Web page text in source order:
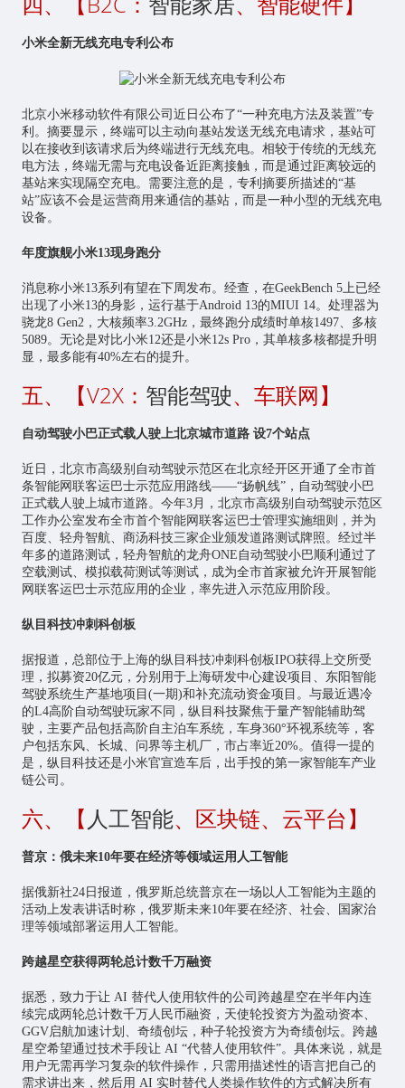
小米全新无线充电专利公布
北京小米移动软件有限公司近日公布了“一种充电方法及装置”专
利。摘要显示，终端可以主动向基站发送无线充电请求，基站可
以在接收到该请求后为终端进行无线充电。相较于传统的无线充
电方法，终端无需与充电设备近距离接触，而是通过距离较远的
基站来实现隔空充电。需要注意的是，专利摘要所描述的“基
站”应该不会是运营商用来通信的基站，而是一种小型的无线充电
设备。
年度旗舰小米13现身跑分
消息称小米13系列有望在下周发布。经查，在GeekBench 5上已经
出现了小米13的身影，运行基于Android 13的MIUI 14。处理器为
骁龙8 Gen2，大核频率3.2GHz，最终跑分成绩时单核1497、多核
5089。无论是对比小米12还是小米12s Pro，其单核多核都提升明
显，最多能有40%左右的提升。
五、【V2X： 智能驾驶、车联网】
自动驾驶小巴正式载人驶上北京城市道路 设7个站点
近日，北京市高级别自动驾驶示范区在北京经开区开通了全市首
条智能网联客运巴士示范应用路线——“扬帆线”，自动驾驶小巴
正式载人驶上城市道路。今年3月，北京市高级别自动驾驶示范区
工作办公室发布全市首个智能网联客运巴士管理实施细则，并为
百度、轻舟智航、商汤科技三家企业颁发道路测试牌照。经过半
年多的道路测试，轻舟智航的龙舟ONE自动驾驶小巴顺利通过了
空载测试、模拟载荷测试等测试，成为全市首家被允许开展智能
网联客运巴士示范应用的企业，率先进入示范应用阶段。
纵目科技冲刺科创板
据报道，总部位于上海的纵目科技冲刺科创板IPO获得上交所受
理，拟募资20亿元，分别用于上海研发中心建设项目、东阳智能
驾驶系统生产基地项目(一期)和补充流动资金项目。与最近遇冷
的L4高阶自动驾驶玩家不同，纵目科技聚焦于量产智能辅助驾
驶，主要产品包括高阶自主泊车系统，车身360°环视系统等，客
户包括东风、长城、问界等主机厂，市占率近20%。值得一提的
是，纵目科技还是小米官宣造车后，出手投的第一家智能车产业
链公司。
六、【 人工智能、区块链、云平台】
普京：俄未来10年要在经济等领域运用人工智能
据俄新社24日报道，俄罗斯总统普京在一场以人工智能为主题的
活动上发表讲话时称，俄罗斯未来10年要在经济、社会、国家治
理等领域部署运用人工智能。
跨越星空获得两轮总计数千万融资
据悉，致力于让 AI 替代人使用软件的公司跨越星空在半年内连
续完成两轮总计数千万人民币融资，天使轮投资方为盈动资本、
GGV启航加速计划、奇绩创坛，种子轮投资方为奇绩创坛。跨越
星空希望通过技术手段让 AI “代替人使用软件”。具体来说，就是
用户无需再学习复杂的软件操作，只需用描述性的语言把自己的
需求讲出来，然后用 AI 实时替代人类操作软件的方式解决所有